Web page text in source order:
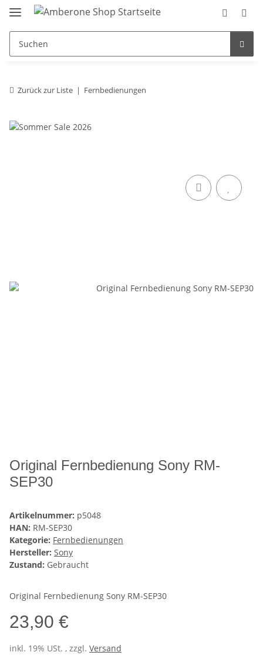
Zurück zur Liste Fernbedienungen
Original Fernbedienung Sony RM-
SEP30
Artikelnummer: p5048
HAN: RM-SEP30
Kategorie: Fernbedienungen
Hersteller: Sony
Zustand: Gebraucht
Original Fernbedienung Sony RM-SEP30
23,90 €
inkl. 19% USt. , zzgl. Versand